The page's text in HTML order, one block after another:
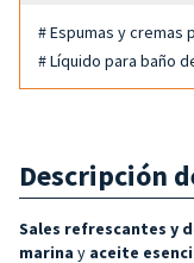
# Espumas y cremas
# Líquido para baño
Descripción
Sales refrescantes y
marina y aceite